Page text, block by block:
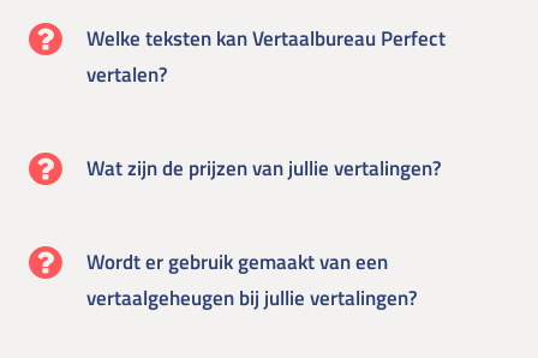
Welke teksten kan Vertaalbureau Perfect
vertalen?
Wat zijn de prijzen van jullie vertalingen?
Wordt er gebruik gemaakt van een
vertaalgeheugen bij jullie vertalingen?